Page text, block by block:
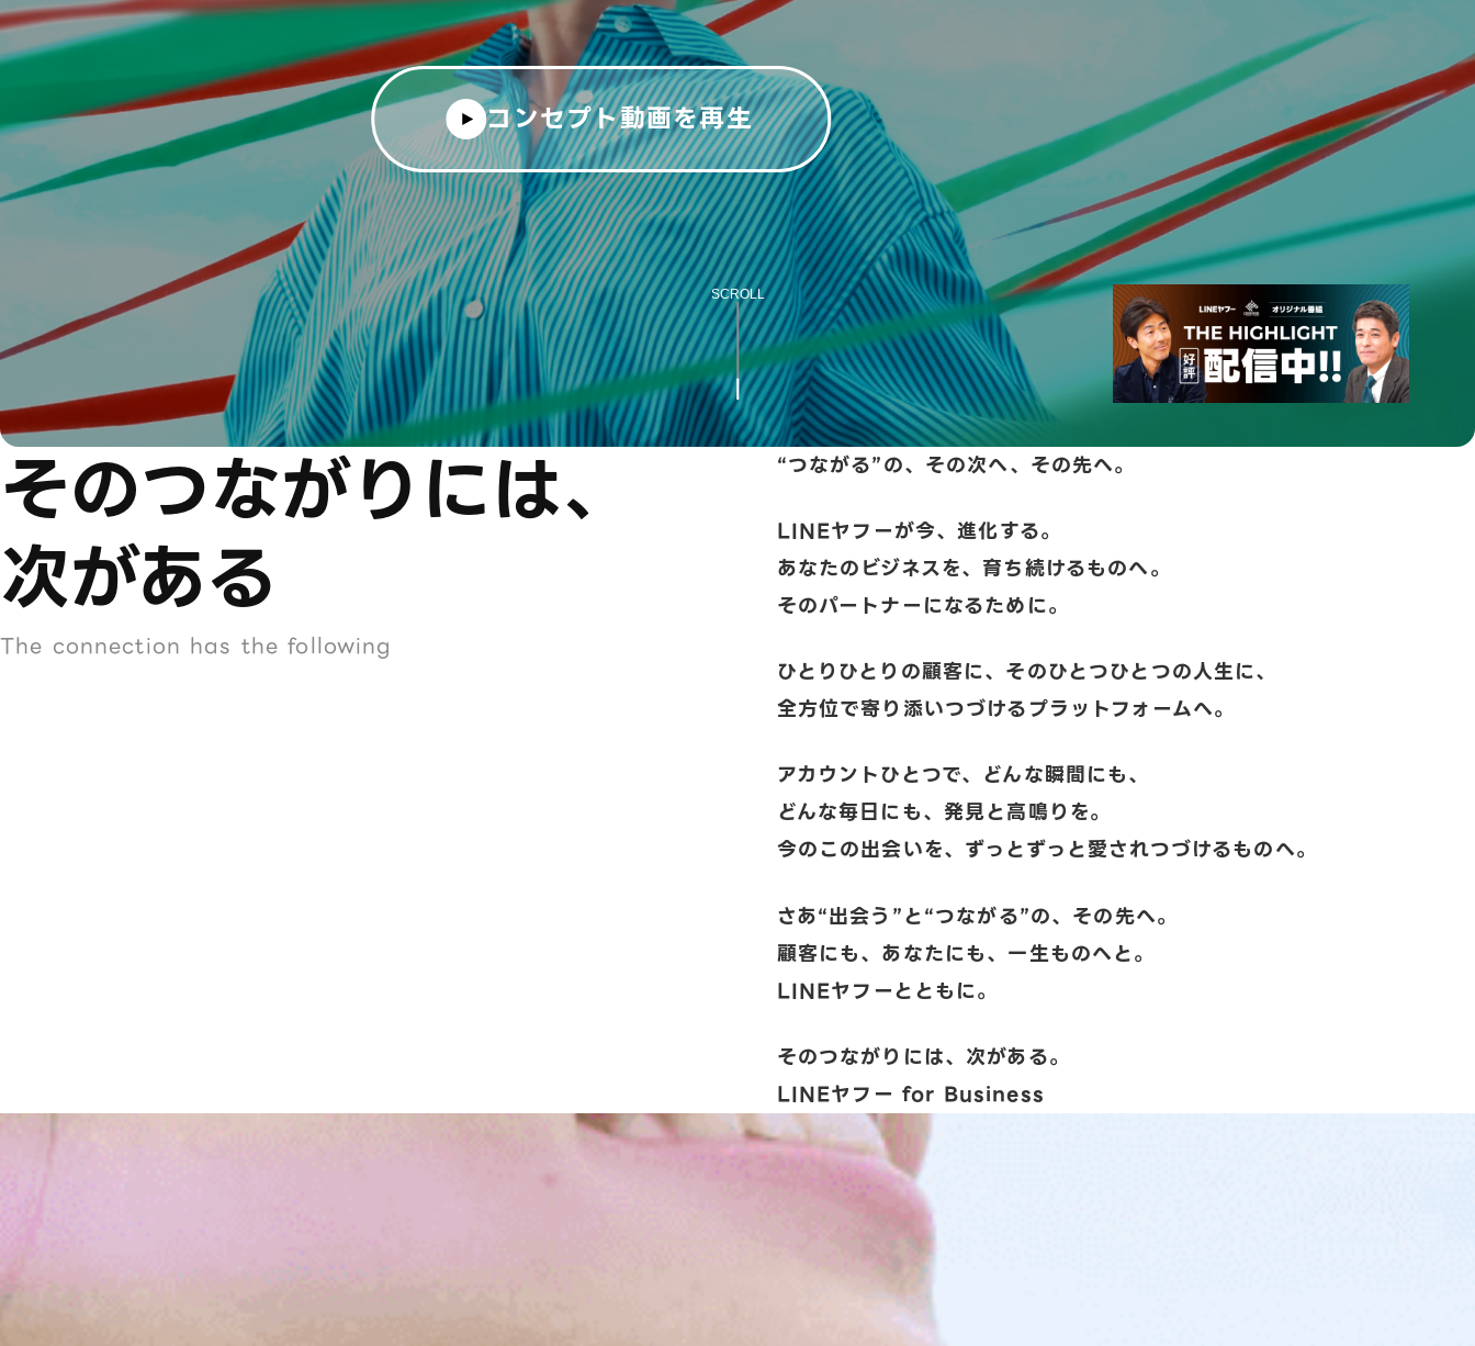
コンセプト動画を再生
SCROLL
そのつながりには、
次がある
The connection has the following
“つながる”の、その次へ、その先へ。
LINEヤフーが今、進化する。
あなたのビジネスを、育ち続けるものへ。
そのパートナーになるために。
ひとりひとりの顧客に、 そのひとつひとつの人生に、
全方位で寄り添いつづけるプラットフォームへ。
アカウントひとつで、どんな瞬間にも、
どんな毎日にも、発見と高鳴りを。
今のこの出会いを、 ずっとずっと愛されつづけるものへ。
さあ“出会う”と“つながる”の、その先へ。
顧客にも、あなたにも、一生ものへと。
LINEヤフーとともに。
そのつながりには、次がある。
LINEヤフー for Business